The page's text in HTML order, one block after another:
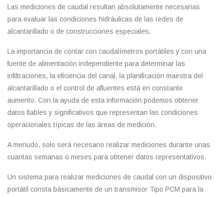
Las mediciones de caudal resultan absolutamente necesarias
para evaluar las condiciones hidráulicas de las redes de
alcantarillado o de construcciones especiales.
La importancia de contar con caudalímetros portátiles y con una
fuente de alimentación independiente para determinar las
infiltraciones, la eficiencia del canal, la planificación maestra del
alcantarillado o el control de afluentes está en constante
aumento. Con la ayuda de esta información podemos obtener
datos fiables y significativos que representan las condiciones
operacionales típicas de las áreas de medición.
A menudo, solo será necesario realizar mediciones durante unas
cuantas semanas o meses para obtener datos representativos.
Un sistema para realizar mediciones de caudal con un dispositivo
portátil consta básicamente de un transmisor Tipo PCM para la